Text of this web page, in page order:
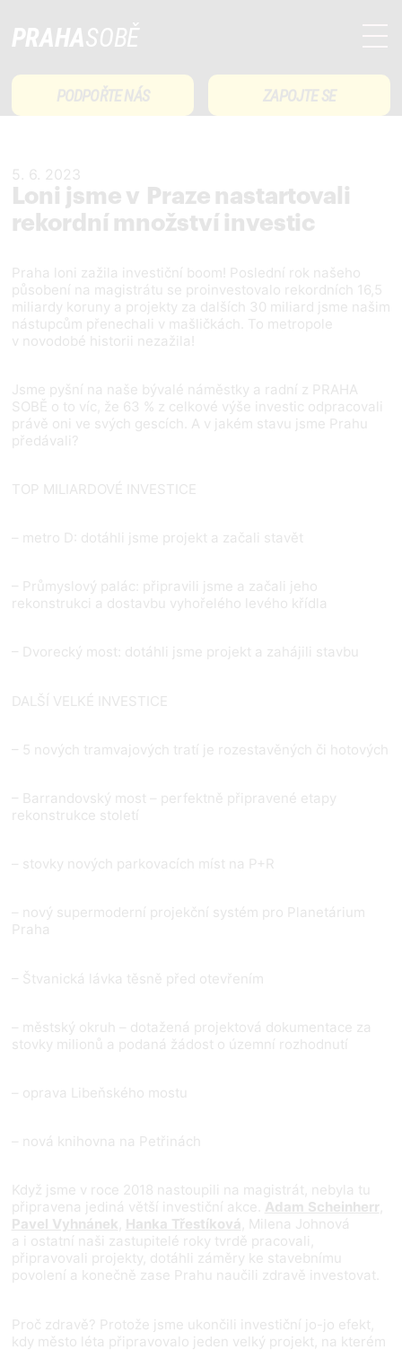
PRAHASOBĚ
PODPOŘTE NÁS ZAPOJTE SE
5. 6. 2023
Loni jsme v Praze nastartovali
rekordní množství investic
Praha loni zažila investiční boom! Poslední rok našeho
působení na magistrátu se proinvestovalo rekordních 16,5
miliardy koruny a projekty za dalších 30 miliard jsme našim
nástupcům přenechali v mašličkách. To metropole
v novodobé historii nezažila!
Jsme pyšní na naše bývalé náměstky a radní z PRAHA
SOBĚ o to víc, že 63 % z celkové výše investic odpracovali
právě oni ve svých gescích. A v jakém stavu jsme Prahu
předávali?
TOP MILIARDOVÉ INVESTICE
– metro D: dotáhli jsme projekt a začali stavět
– Průmyslový palác: připravili jsme a začali jeho
rekonstrukci a dostavbu vyhořelého levého křídla
– Dvorecký most: dotáhli jsme projekt a zahájili stavbu
DALŠÍ VELKÉ INVESTICE
– 5 nových tramvajových tratí je rozestavěných či hotových
– Barrandovský most – perfektně připravené etapy
rekonstrukce století
– stovky nových parkovacích míst na P+R
– nový supermoderní projekční systém pro Planetárium
Praha
– Štvanická lávka těsně před otevřením
– městský okruh – dotažená projektová dokumentace za
stovky milionů a podaná žádost o územní rozhodnutí
– oprava Libeňského mostu
– nová knihovna na Petřinách
Když jsme v roce 2018 nastoupili na magistrát, nebyla tu
připravena jediná větší investiční akce. Adam Scheinherr
Pavel Vyhnánek Hanka Třestíková , Milena Johnová
a i ostatní naši zastupitelé roky tvrdě pracovali,
připravovali projekty, dotáhli záměry ke stavebnímu
povolení a konečně zase Prahu naučili zdravě investovat.
Proč zdravě? Protože jsme ukončili investiční jo-jo efekt,
kdy město léta připravovalo jeden velký projekt, na kterém